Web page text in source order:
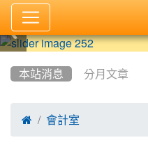
本站消息 分月文章
 會計室